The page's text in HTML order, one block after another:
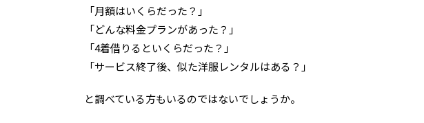
「月額はいくらだった？」
「どんな料金プランがあった？」
「4着借りるといくらだった？」
「サービス終了後、似た洋服レンタルはある？」
と調べている方もいるのではないでしょうか。